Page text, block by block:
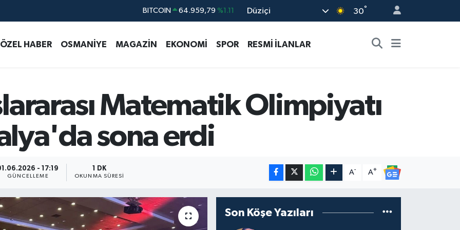
DOLAR 47,7436 %0.18
STERLİN 64,4811 %0.38
BITCOIN 64.959,79 %1.11
Düziçi 30°
ÖZEL HABER OSMANİYE MAGAZİN EKONOMİ SPOR RESMİ İLANLAR
Matematik Olimpiyatı
sona erdi
- 17:19
GÜNCELLEME
1 DK
OKUNMA SÜRESI
A- A+
Son Köşe Yazıları